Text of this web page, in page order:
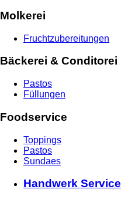
Molkerei
Fruchtzubereitungen
Bäckerei & Conditorei
Pastos
Füllungen
Foodservice
Toppings
Pastos
Sundaes
Handwerk Service